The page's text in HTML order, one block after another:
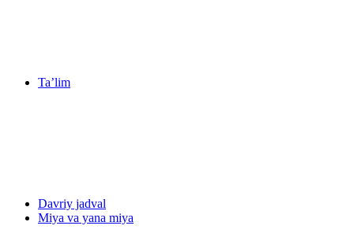
Ta’lim
Davriy jadval
Miya va yana miya